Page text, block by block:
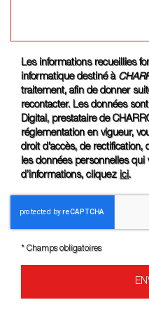
Les informations recueillies
informatique destiné à
traitement, afin de donner
recontacter. Les données
Digital, prestataire de CHARRON CLAUDE.
réglementation en vigueur,
droit d'accès, de rectification,
les données personnelles
d’informations, cliquez ici.
*Champs obligatoires